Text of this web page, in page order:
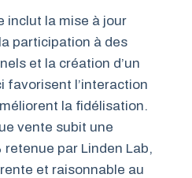
inclut la mise à jour
participation à des
et la création d’un
favorisent l’interaction
la fidélisation.
vente subit une
par Linden Lab,
et raisonnable au